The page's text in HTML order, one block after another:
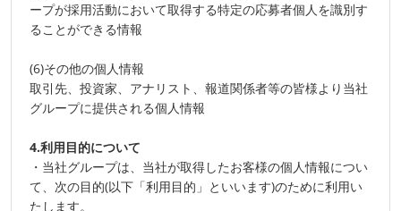
ープが採用活動において取得する特定の応募者個人を識別す
ることができる情報
(6)その他の個人情報
取引先、投資家、アナリスト、報道関係者等の皆様より当社
グループに提供される個人情報
4.利用目的について
・当社グループは、当社が取得したお客様の個人情報につい
て、次の目的(以下「利用目的」といいます)のために利用い
たします。